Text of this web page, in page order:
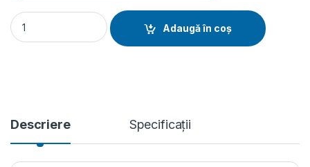
Aparat sudura in puncte Telwin PTE28LCD_700MM, 16400
Adaugă în coș
Descriere Specificații